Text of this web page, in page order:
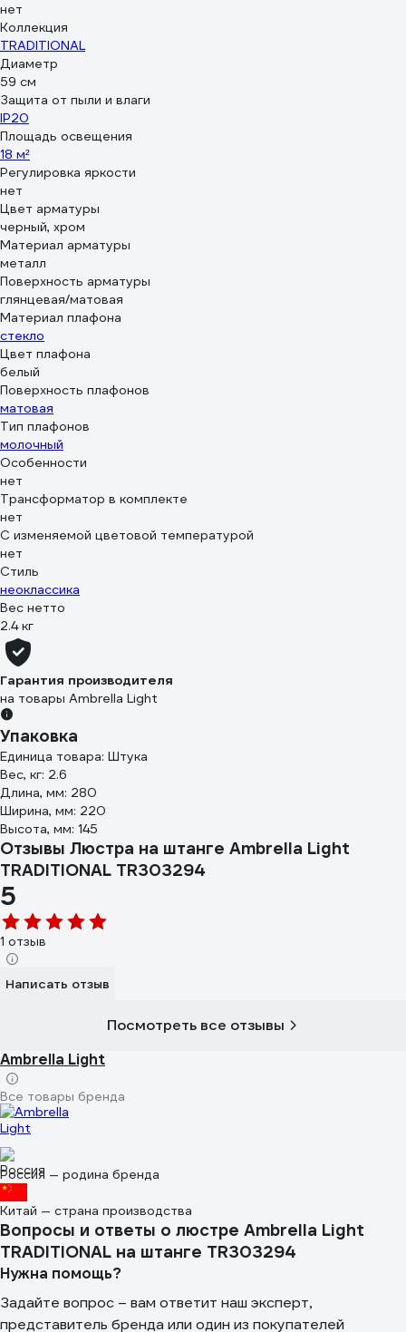
нет
Коллекция
TRADITIONAL
Диаметр
59 см
Защита от пыли и влаги
IP20
Площадь освещения
18 м²
Регулировка яркости
нет
Цвет арматуры
черный, хром
Материал арматуры
металл
Поверхность арматуры
глянцевая/матовая
Материал плафона
стекло
Цвет плафона
белый
Поверхность плафонов
матовая
Тип плафонов
молочный
Особенности
нет
Трансформатор в комплекте
нет
С изменяемой цветовой температурой
нет
Стиль
неоклассика
Вес нетто
2.4 кг
Гарантия производителя
на товары Ambrella Light
Упаковка
Единица товара: Штука
Вес, кг: 2.6
Длина, мм: 280
Ширина, мм: 220
Высота, мм: 145
Отзывы Люстра на штанге Ambrella Light
TRADITIONAL TR303294
5
1 отзыв
Написать отзыв
Посмотреть все отзывы
Ambrella Light
Все товары бренда
Россия — родина бренда
Китай — страна производства
Вопросы и ответы о люстре Ambrella Light
TRADITIONAL на штанге TR303294
Нужна помощь?
Задайте вопрос – вам ответит наш эксперт,
представитель бренда или один из покупателей